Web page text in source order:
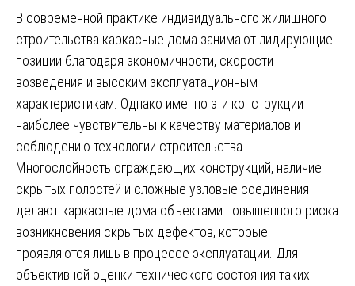
В современной практике индивидуального жилищного
строительства каркасные дома занимают лидирующие
позиции благодаря экономичности, скорости
возведения и высоким эксплуатационным
характеристикам. Однако именно эти конструкции
наиболее чувствительны к качеству материалов и
соблюдению технологии строительства.
Многослойность ограждающих конструкций, наличие
скрытых полостей и сложные узловые соединения
делают каркасные дома объектами повышенного риска
возникновения скрытых дефектов, которые
проявляются лишь в процессе эксплуатации. Для
объективной оценки технического состояния таких